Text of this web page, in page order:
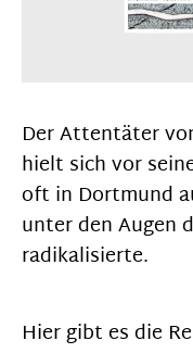
Der Attentäter
hielt sich vor
oft in Dortmund
unter den Augen
radikalisierte.
Hier gibt es die